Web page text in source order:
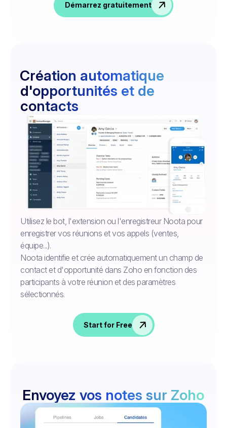
Démarrez gratuitement
Création automatique
d'opportunités et de
contacts
Utilisez le bot, l'extension ou l'enregistreur Noota pour
enregistrer vos réunions et vos appels (ventes,
équipe...).
Noota identifie et crée automatiquement un champ de
contact et d'opportunité dans Zoho en fonction des
participants à votre réunion et des paramètres
sélectionnés.
Start for Free
Envoyez vos notes sur Zoho